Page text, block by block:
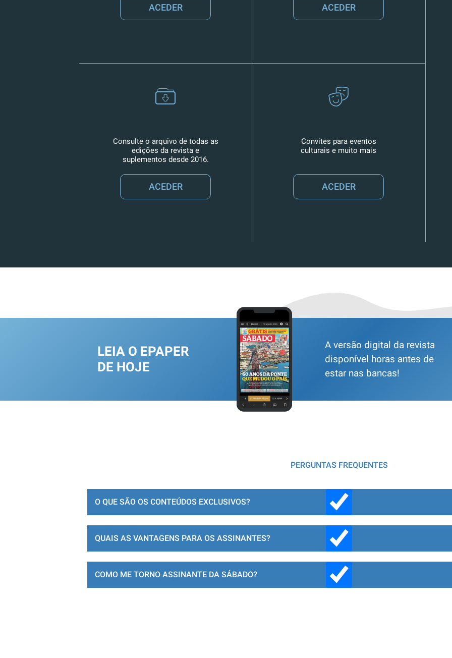
ACEDER ACEDER
Consulte o arquivo de todas as
edições da revista e
suplementos desde 2016.
ACEDER
Convites para eventos
culturais e muito mais
ACEDER
LEIA O EPAPER
DE HOJE
A versão digital da revista
disponível horas antes de
estar nas bancas!
PERGUNTAS FREQUENTES
O QUE SÃO OS CONTEÚDOS EXCLUSIVOS?
QUAIS AS VANTAGENS PARA OS ASSINANTES?
COMO ME TORNO ASSINANTE DA SÁBADO?